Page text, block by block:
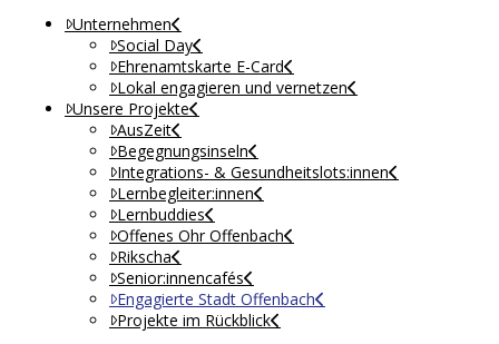
Unternehmen
Social Day
Ehrenamtskarte E-Card
Lokal engagieren und vernetzen
Unsere Projekte
AusZeit
Begegnungsinseln
Integrations- & Gesundheitslots:innen
Lernbegleiter:innen
Lernbuddies
Offenes Ohr Offenbach
Rikscha
Senior:innencafés
Engagierte Stadt Offenbach
Projekte im Rückblick